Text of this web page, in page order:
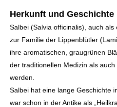
Herkunft und Geschichte
Salbei (Salvia officinalis), auch
zur Familie der Lippenblütler
ihre aromatischen, graugrünen
der traditionellen Medizin als
werden.
Salbei hat eine lange Geschichte
war schon in der Antike als